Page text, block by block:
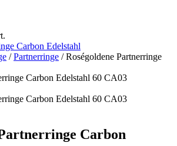
Carbon Edelstahl
/Partnerringe / Roségoldene Partnerringe
Carbon